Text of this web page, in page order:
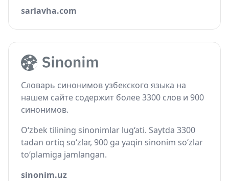
sarlavha.com
Словарь синонимов узбекского языка на
нашем сайте содержит более 3300 слов и 900
синонимов.
O‘zbek tilining sinonimlar lug‘ati. Saytda 3300
tadan ortiq so‘zlar, 900 ga yaqin sinonim so‘zlar
to‘plamiga jamlangan.
sinonim.uz